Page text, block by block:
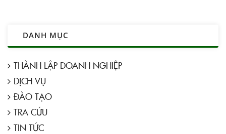
DANH MỤC
THÀNH LẬP DOANH NGHIỆP
DỊCH VỤ
ĐÀO TẠO
TRA CỨU
TIN TỨC